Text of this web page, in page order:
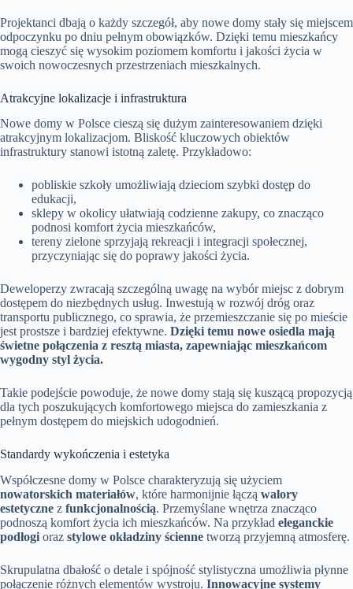
Projektanci dbają o każdy szczegół, aby nowe domy stały się miejscem
odpoczynku po dniu pełnym obowiązków. Dzięki temu mieszkańcy
mogą cieszyć się wysokim poziomem komfortu i jakości życia w
swoich nowoczesnych przestrzeniach mieszkalnych.
Atrakcyjne lokalizacje i infrastruktura
Nowe domy w Polsce cieszą się dużym zainteresowaniem dzięki
atrakcyjnym lokalizacjom. Bliskość kluczowych obiektów
infrastruktury stanowi istotną zaletę. Przykładowo:
pobliskie szkoły umożliwiają dzieciom szybki dostęp do
edukacji,
sklepy w okolicy ułatwiają codzienne zakupy, co znacząco
podnosi komfort życia mieszkańców,
tereny zielone sprzyjają rekreacji i integracji społecznej,
przyczyniając się do poprawy jakości życia.
Deweloperzy zwracają szczególną uwagę na wybór miejsc z dobrym
dostępem do niezbędnych usług. Inwestują w rozwój dróg oraz
transportu publicznego, co sprawia, że przemieszczanie się po mieście
jest prostsze i bardziej efektywne. Dzięki temu nowe osiedla mają
świetne połączenia z resztą miasta, zapewniając mieszkańcom
wygodny styl życia.
Takie podejście powoduje, że nowe domy stają się kuszącą propozycją
dla tych poszukujących komfortowego miejsca do zamieszkania z
pełnym dostępem do miejskich udogodnień.
Standardy wykończenia i estetyka
Współczesne domy w Polsce charakteryzują się użyciem
nowatorskich materiałów, które harmonijnie łączą walory
estetyczne z funkcjonalnością. Przemyślane wnętrza znacząco
podnoszą komfort życia ich mieszkańców. Na przykład eleganckie
podłogi oraz stylowe okładziny ścienne tworzą przyjemną atmosferę.
Skrupulatna dbałość o detale i spójność stylistyczna umożliwia płynne
połączenie różnych elementów wystroju. Innowacyjne systemy